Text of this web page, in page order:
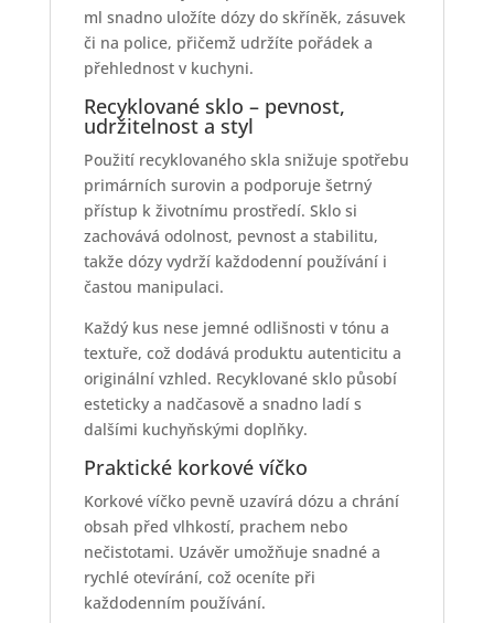
ml snadno uložíte dózy do skříněk, zásuvek
či na police, přičemž udržíte pořádek a
přehlednost v kuchyni.
Recyklované sklo – pevnost,
udržitelnost a styl
Použití recyklovaného skla snižuje spotřebu
primárních surovin a podporuje šetrný
přístup k životnímu prostředí. Sklo si
zachovává odolnost, pevnost a stabilitu,
takže dózy vydrží každodenní používání i
častou manipulaci.
Každý kus nese jemné odlišnosti v tónu a
textuře, což dodává produktu autenticitu a
originální vzhled. Recyklované sklo působí
esteticky a nadčasově a snadno ladí s
dalšími kuchyňskými doplňky.
Praktické korkové víčko
Korkové víčko pevně uzavírá dózu a chrání
obsah před vlhkostí, prachem nebo
nečistotami. Uzávěr umožňuje snadné a
rychlé otevírání, což oceníte při
každodenním používání.